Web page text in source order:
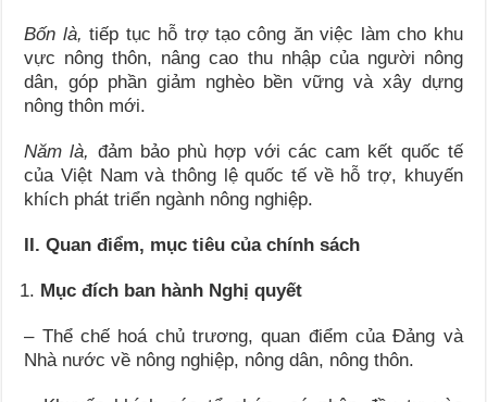
Bốn là, tiếp tục hỗ trợ tạo công ăn việc làm cho khu
vực nông thôn, nâng cao thu nhập của người nông
dân, góp phần giảm nghèo bền vững và xây dựng
nông thôn mới.
Năm là, đảm bảo phù hợp với các cam kết quốc tế
của Việt Nam và thông lệ quốc tế về hỗ trợ, khuyến
khích phát triển ngành nông nghiệp.
II. Quan điểm, mục tiêu của chính sách
Mục đích ban hành Nghị quyết
– Thể chế hoá chủ trương, quan điểm của Đảng và
Nhà nước về nông nghiệp, nông dân, nông thôn.